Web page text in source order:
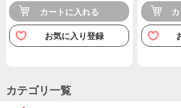
カートに入れる
お気に入り登録
カテゴリ一覧